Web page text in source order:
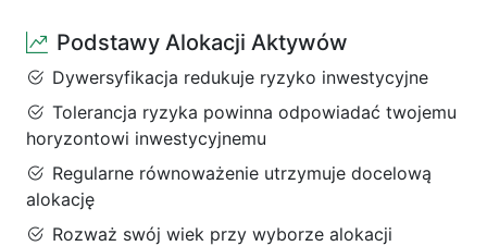
Podstawy Alokacji Aktywów
Dywersyfikacja redukuje ryzyko inwestycyjne
Tolerancja ryzyka powinna odpowiadać twojemu
horyzontowi inwestycyjnemu
Regularne równoważenie utrzymuje docelową
alokację
Rozważ swój wiek przy wyborze alokacji